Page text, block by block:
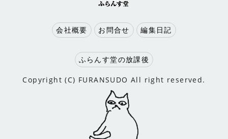
会社概要 お問合せ 編集日記
ふらんす堂の放課後
Copyright (C) FURANSUDO All right reserved.